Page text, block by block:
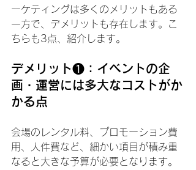
ーケティングは多くのメリットもある
一方で、デメリットも存在します。こ
ちらも3点、紹介します。
デメリット❶：イベントの企
画・運営には多大なコストがか
かる点
会場のレンタル料、プロモーション費
用、人件費など、細かい項目が積み重
なると大きな予算が必要となります。